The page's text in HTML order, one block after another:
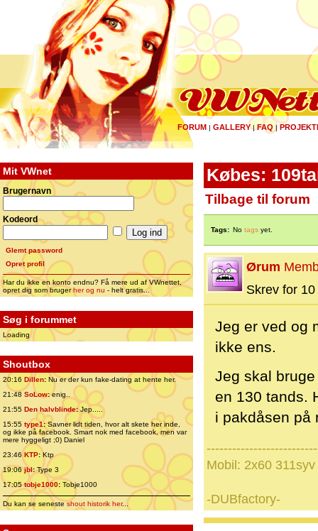
FORUM | GALLERY|FAQ |
Mit VWnet
Brugernavn
Kodeord
Glemt password
Opret profil
Har du ikke en konto endnu? Få mere ud af VWnettet,
opret dig som brugerher og nu - helt gratis...
Søg i forummet
Loading
Shoutbox
20:16 Dillen: Nu er der kun fake-dating at hente her.
21:48 SoLow:enig..
21:55 Den halvblinde:Jep.....
15:55 type1:Savner lidt tiden, hvor alt skete her inde,
og ikke på facebook. Smart nok med facebook, men var
mere hyggeligt ;0) Daniel
23:46 KTP:Ktp
19:06jbl:Type 3
17:05tobje1000: Tobje1000
Du kan se senesteshout historik her...
Købes:
Tilbage til forum
Tags: No tags yet.
Ørum
Skrev for
Jeg er ved og
ikke ens.
Jeg skal
en 130 tands.
i pakdåsen på
Mobil: 2x60 311syv
-DUBfactory-